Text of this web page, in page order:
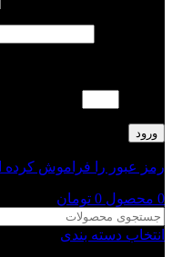
ورود
رمز عبور را فراموش کرده
0 محصول 0 تومان
انتخاب دسته بندی